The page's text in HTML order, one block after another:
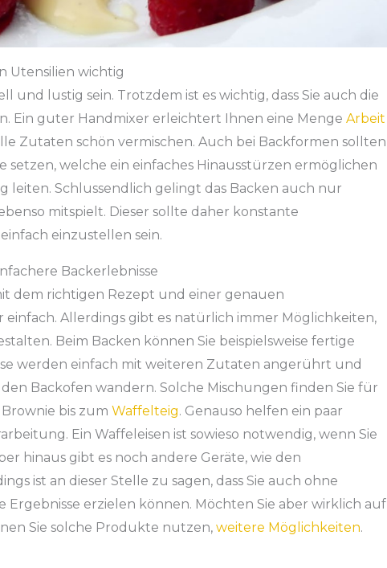
Utensilien wichtig
und lustig sein. Trotzdem ist es wichtig, dass Sie auch die
Ein guter Handmixer erleichtert Ihnen eine Menge Arbeit
Zutaten schön vermischen. Auch bei Backformen sollten
setzen, welche ein einfaches Hinausstürzen ermöglichen
leiten. Schlussendlich gelingt das Backen auch nur
mitspielt. Dieser sollte daher konstante
einzustellen sein.
Backerlebnisse
dem richtigen Rezept und einer genauen
einfach. Allerdings gibt es natürlich immer Möglichkeiten,
Beim Backen können Sie beispielsweise fertige
werden einfach mit weiteren Zutaten angerührt und
Backofen wandern. Solche Mischungen finden Sie für
bis zum Waffelteig. Genauso helfen ein paar
Ein Waffeleisen ist sowieso notwendig, wenn Sie
hinaus gibt es noch andere Geräte, wie den
ist an dieser Stelle zu sagen, dass Sie auch ohne
Ergebnisse erzielen können. Möchten Sie aber wirklich auf
Sie solche Produkte nutzen, weitere Möglichkeiten.